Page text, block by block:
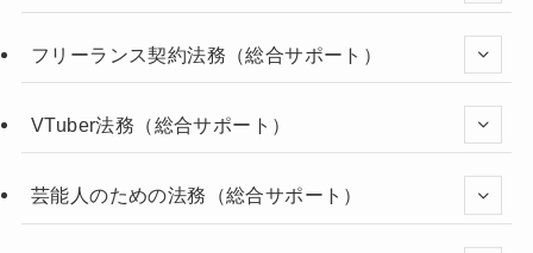
フリーランス契約法務（総合サポート）
VTuber法務（総合サポート）
芸能人のための法務（総合サポート）